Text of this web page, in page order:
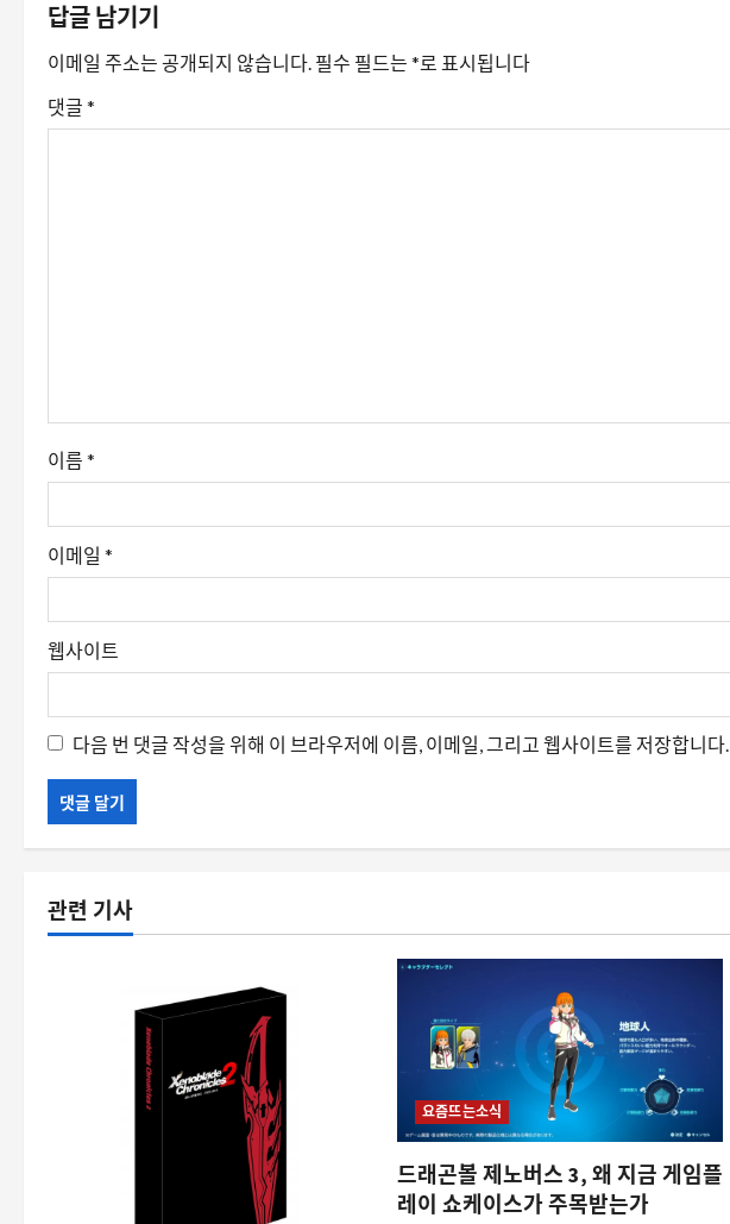
비
게
이
답글 남기기
이메일 주소는 공개되지 않습니다. 필수 필드는 *로 표시됩니다
댓글 *
이름 *
이메일 *
웹사이트
다음 번 댓글 작성을 위해 이 브라우저에 이름, 이메일, 그리고 웹사이트를 저장합니다.
관련 기사
요즘뜨는소식
드래곤볼 제노버스 3, 왜 지금 게임플
레이 쇼케이스가 주목받는가